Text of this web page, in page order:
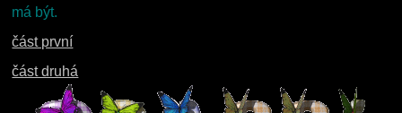
má být.
část první
část druhá